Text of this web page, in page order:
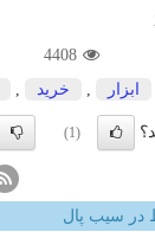
4408
ابزار خرید
(1)
در سیب پال